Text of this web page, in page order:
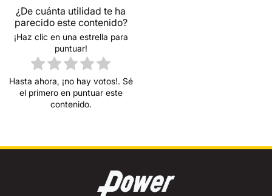
¿De cuánta utilidad te ha
parecido este contenido?
¡Haz clic en una estrella para
puntuar!
Hasta ahora, ¡no hay votos!. Sé
el primero en puntuar este
contenido.